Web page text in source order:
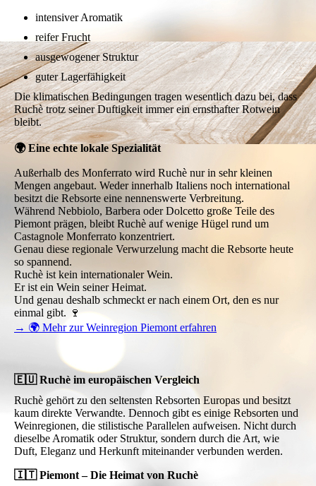
intensiver Aromatik
reifer Frucht
ausgewogener Struktur
guter Lagerfähigkeit
Die klimatischen Bedingungen tragen wesentlich dazu bei, dass
Ruchè trotz seiner Duftigkeit immer ein ernsthafter Rotwein
bleibt.
🌍 Eine echte lokale Spezialität
Außerhalb des Monferrato wird Ruchè nur in sehr kleinen
Mengen angebaut. Weder innerhalb Italiens noch international
besitzt die Rebsorte eine nennenswerte Verbreitung.
Während Nebbiolo, Barbera oder Dolcetto große Teile des
Piemont prägen, bleibt Ruchè auf wenige Hügel rund um
Castagnole Monferrato konzentriert.
Genau diese regionale Verwurzelung macht die Rebsorte heute
so spannend.
Ruchè ist kein internationaler Wein.
Er ist ein Wein seiner Heimat.
Und genau deshalb schmeckt er nach einem Ort, den es nur
einmal gibt. 🍷
→ 🌍 Mehr zur Weinregion Piemont erfahren
🇪🇺 Ruchè im europäischen Vergleich
Ruchè gehört zu den seltensten Rebsorten Europas und besitzt
kaum direkte Verwandte. Dennoch gibt es einige Rebsorten und
Weinregionen, die stilistische Parallelen aufweisen. Nicht durch
dieselbe Aromatik oder Struktur, sondern durch die Art, wie
Duft, Eleganz und Herkunft miteinander verbunden werden.
🇮🇹 Piemont – Die Heimat von Ruchè